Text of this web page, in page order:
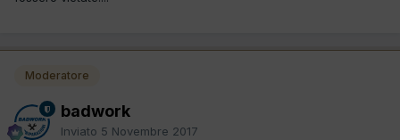
Moderatore
badwork
Inviato 5 Novembre 2017